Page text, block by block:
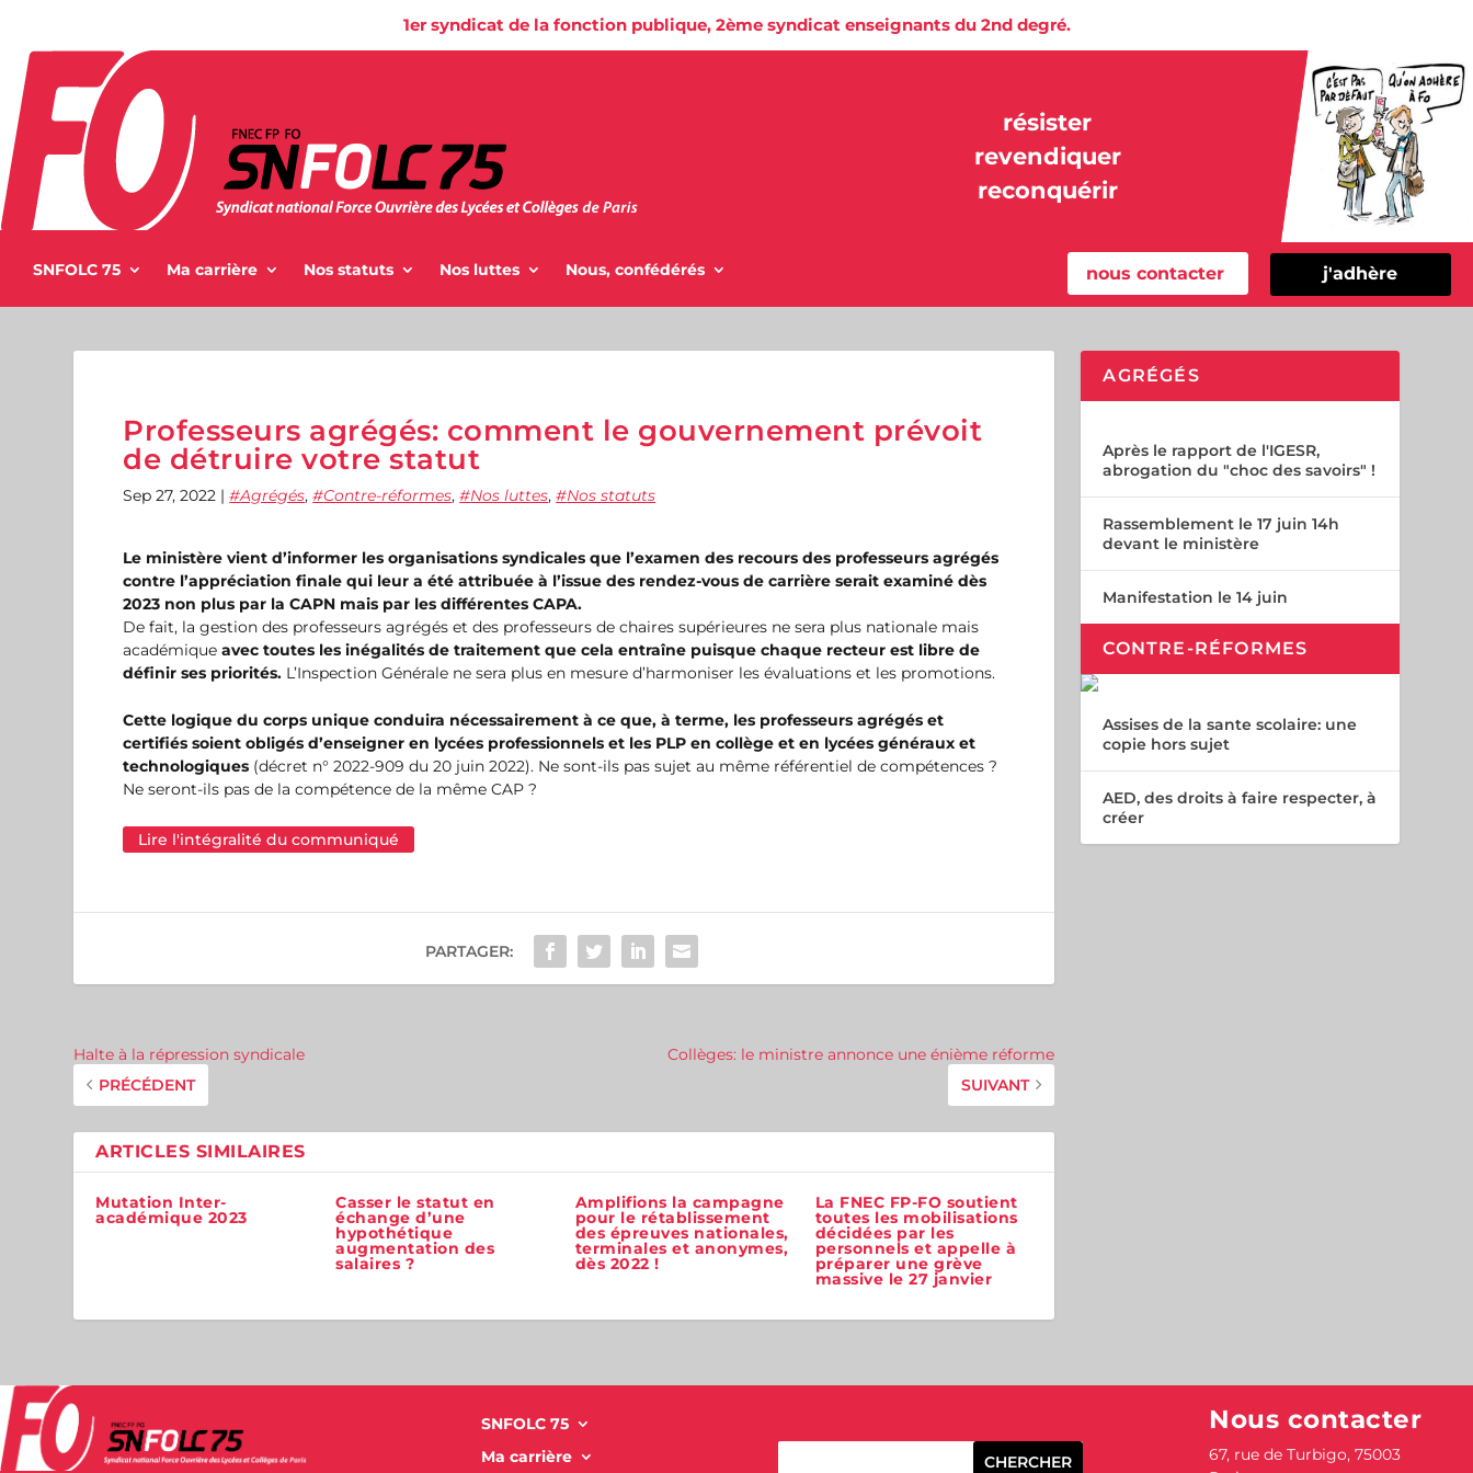
1er syndicat de la fonction publique, 2ème syndicat enseignants du 2nd degré.
résister
revendiquer
reconquérir
SNFOLC 75 Ma carrière Nos statuts Nos luttes Nous, confédérés nous contacter j'adhère
Professeurs agrégés: comment le gouvernement prévoit
de détruire votre statut
Sep 27, 2022 | Agrégés, Contre-réformes, Nos luttes, Nos statuts
Le ministère vient d’informer les organisations syndicales que l’examen des recours des professeurs agrégés
contre l’appréciation finale qui leur a été attribuée à l’issue des rendez-vous de carrière serait examiné dès
2023 non plus par la CAPN mais par les différentes CAPA.
De fait, la gestion des professeurs agrégés et des professeurs de chaires supérieures ne sera plus nationale mais
académique avec toutes les inégalités de traitement que cela entraîne puisque chaque recteur est libre de
définir ses priorités.L’Inspection Générale ne sera plus en mesure d’harmoniser les évaluations et les promotions.
Cette logique du corps unique conduira nécessairement à ce que, à terme, les professeurs agrégés et
certifiés soient obligés d’enseigner en lycées professionnels et les PLP en collège et en lycées généraux et
technologiques(décret n° 2022-909 du 20 juin 2022). Ne sont-ils pas sujet au même référentiel de compétences ?
Ne seront-ils pas de la compétence de la même CAP ?
Lire l'intégralité du communiqué
PARTAGER:
Halte à la répression syndicale
PRÉCÉDENT
Collèges: le ministre annonce une énième réforme
SUIVANT
ARTICLES SIMILAIRES
Mutation Inter-
académique 2023
Casser le statut en
échange d’une
hypothétique
augmentation des
salaires ?
Amplifions la campagne
pour le rétablissement
des épreuves nationales,
terminales et anonymes,
dès 2022 !
La FNEC FP-FO soutient
toutes les mobilisations
décidées par les
personnels et appelle à
préparer une grève
massive le 27 janvier
AGRÉGÉS
Après le rapport de l'IGESR,
abrogation du "choc des savoirs" !
Rassemblement le 17 juin 14h
devant le ministère
Manifestation le 14 juin
CONTRE-RÉFORMES
Assises de la sante scolaire: une
copie hors sujet
AED, des droits à faire respecter, à
créer
SNFOLC 75
Ma carrière
Nous contacter
67, rue de Turbigo, 75003